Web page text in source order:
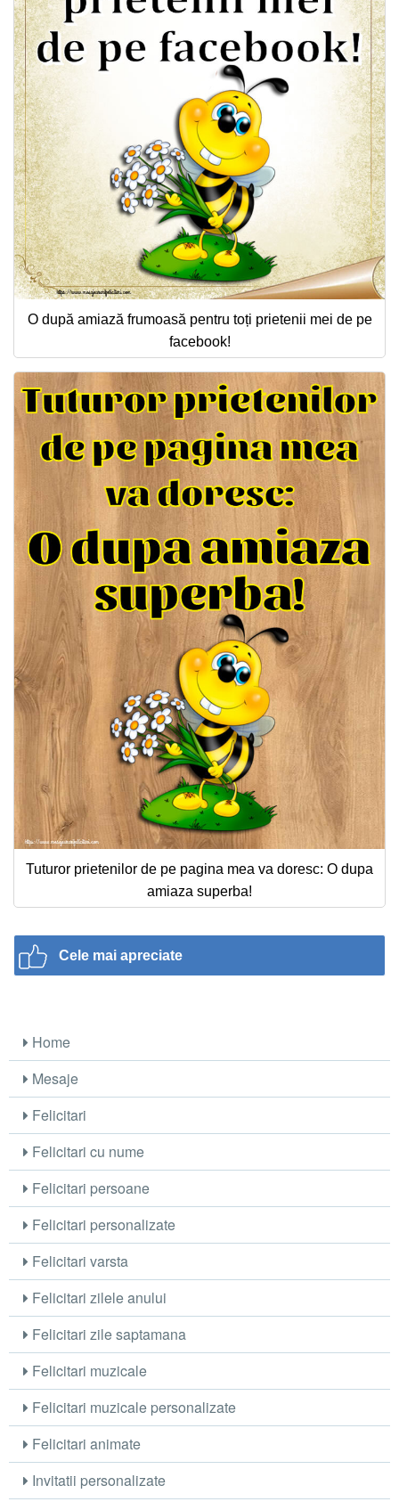
O după amiază frumoasă pentru toți prietenii mei de pe
facebook!
Tuturor prietenilor de pe pagina mea va doresc: O dupa
amiaza superba!
Cele mai apreciate
Home
Mesaje
Felicitari
Felicitari cu nume
Felicitari persoane
Felicitari personalizate
Felicitari varsta
Felicitari zilele anului
Felicitari zile saptamana
Felicitari muzicale
Felicitari muzicale personalizate
Felicitari animate
Invitatii personalizate